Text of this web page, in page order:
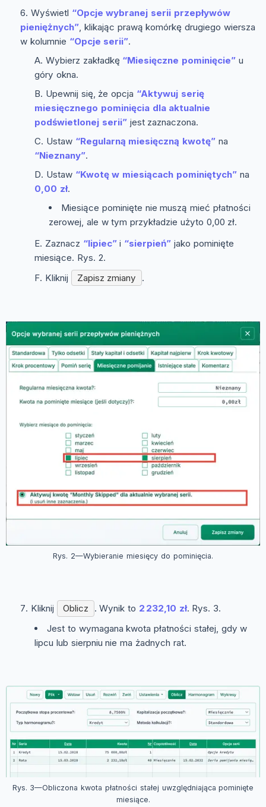
Wyświetl “Opcje wybranej serii przepływów
pieniężnych”, klikając prawą komórkę drugiego wiersza
w kolumnie “Opcje serii”.
Wybierz zakładkę “Miesięczne pominięcie” u
góry okna.
Upewnij się, że opcja “Aktywuj serię
miesięcznego pominięcia dla aktualnie
podświetlonej serii”jest zaznaczona.
Ustaw “Regularną miesięczną kwotę” na
“Nieznany”.
Ustaw “Kwotę w miesiącach pominiętych”na
0,00 zł.
Miesiące pominięte nie muszą mieć płatności
zerowej, ale w tym przykładzie użyto 0,00 zł.
Zaznacz “lipiec”i “sierpień” jako pominięte
miesiące. Rys. 2.
Kliknij
Zapisz zmiany .
Rys. 2—Wybieranie miesięcy do pominięcia.
Kliknij Oblicz . Wynik to 2 232,10 zł. Rys. 3.
Jest to wymagana kwota płatności stałej, gdy w
lipcu lub sierpniu nie ma żadnych rat.
Rys. 3—Obliczona kwota płatności stałej uwzględniająca pominięte
miesiące.